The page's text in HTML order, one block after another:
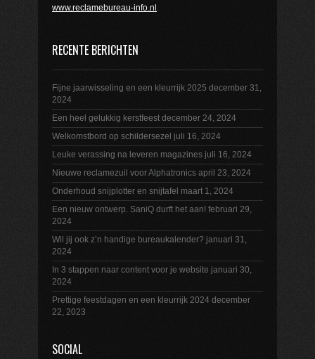
www.reclamebureau-info.nl .
RECENTE BERICHTEN
Fijne jaarwisseling en een kleurrijk 2025 december 31,
2024
Een heel gelukkig kerstfeest december 24, 2024
Welkomstbord op schildersezel juli 16, 2024
Leuke verassing na leveren magazines juli 16, 2024
Nieuwe reclamezuil voor Alphatronics april 23, 2024
Onderhoud snijplotter en snijtafel maart 1, 2024
Een nieuw ontwerp. SaniQ durft het aan! februari 29,
2024
Wil jij ook z’n handige bureaukalender? januari 31,
2024
In 3 stappen naar content voor je website januari 30,
2024
Prettige feestdagen en een kleurrijk 2024 december
22, 2023
SOCIAL